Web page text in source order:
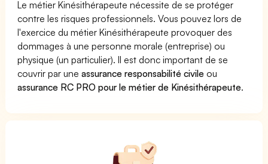
Le métier Kinésithérapeute nécessite de se protéger
contre les risques professionnels. Vous pouvez lors de
l'exercice du métier Kinésithérapeute provoquer des
dommages à une personne morale (entreprise) ou
physique (un particulier). Il est donc important de se
couvrir par uneassurance responsabilité civile ou
assurance RC PRO pour le métier de Kinésithérapeute.